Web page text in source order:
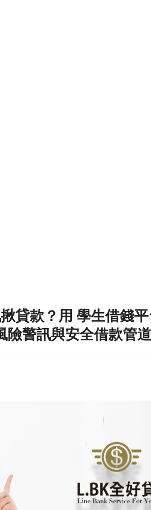
貸款？用 學生借錢
險警訊與安全借款管